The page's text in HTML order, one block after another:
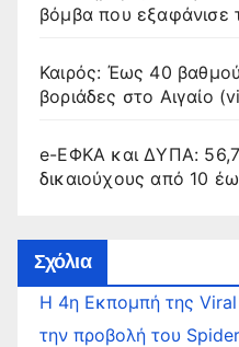
βόμβα που εξαφάνισε
Καιρός: Έως 40
βοριάδες στο Αιγαίο
e-ΕΦΚΑ και ΔΥΠΑ:
δικαιούχους από 10
Σχόλια
Η 4η Εκπομπή της
την προβολή του